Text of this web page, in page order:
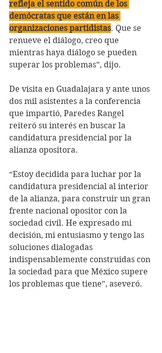
refleja el sentido común de los
demócratas que están en las
organizaciones partidistas. Que se
renueve el diálogo, creo que
mientras haya diálogo se pueden
superar los problemas”, dijo.
De visita en Guadalajara y ante unos
dos mil asistentes a la conferencia
que impartió, Paredes Rangel
reiteró su interés en buscar la
candidatura presidencial por la
alianza opositora.
“Estoy decidida para luchar por la
candidatura presidencial al interior
de la alianza, para construir un gran
frente nacional opositor con la
sociedad civil. He expresado mi
decisión, mi entusiasmo y tengo las
soluciones dialogadas
indispensablemente construidas con
la sociedad para que México supere
los problemas que tiene”, aseveró.